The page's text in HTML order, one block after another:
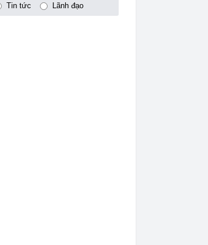
Tin tức Lãnh đạo